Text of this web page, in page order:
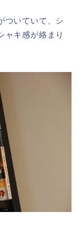
ついていて、シ
ャキ感が絡まり